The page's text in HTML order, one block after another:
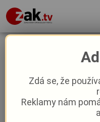
Hra skončila,
je po letech
Zdá se, že
Reklamy nám